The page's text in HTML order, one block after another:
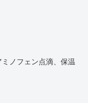
ノフェン点滴、保温